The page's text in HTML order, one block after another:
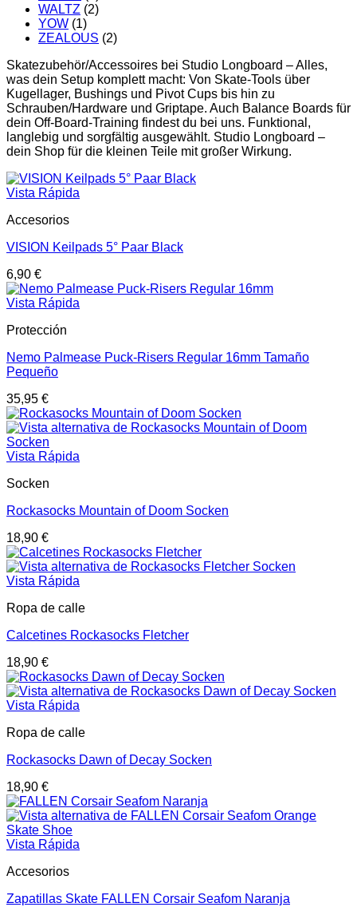
WALTZ (2)
YOW (1)
ZEALOUS (2)
Skatezubehör/Accessoires bei Studio Longboard – Alles,
was dein Setup komplett macht: Von Skate-Tools über
Kugellager, Bushings und Pivot Cups bis hin zu
Schrauben/Hardware und Griptape. Auch Balance Boards für
dein Off-Board-Training findest du bei uns. Funktional,
langlebig und sorgfältig ausgewählt. Studio Longboard –
dein Shop für die kleinen Teile mit großer Wirkung.
Vista Rápida
Accesorios
VISION Keilpads 5° Paar Black
6,90 €
Vista Rápida
Protección
Nemo Palmease Puck-Risers Regular 16mm Tamaño
Pequeño
35,95 €
Vista Rápida
Socken
Rockasocks Mountain of Doom Socken
18,90 €
Vista Rápida
Ropa de calle
Calcetines Rockasocks Fletcher
18,90 €
Vista Rápida
Ropa de calle
Rockasocks Dawn of Decay Socken
18,90 €
Vista Rápida
Accesorios
Zapatillas Skate FALLEN Corsair Seafom Naranja